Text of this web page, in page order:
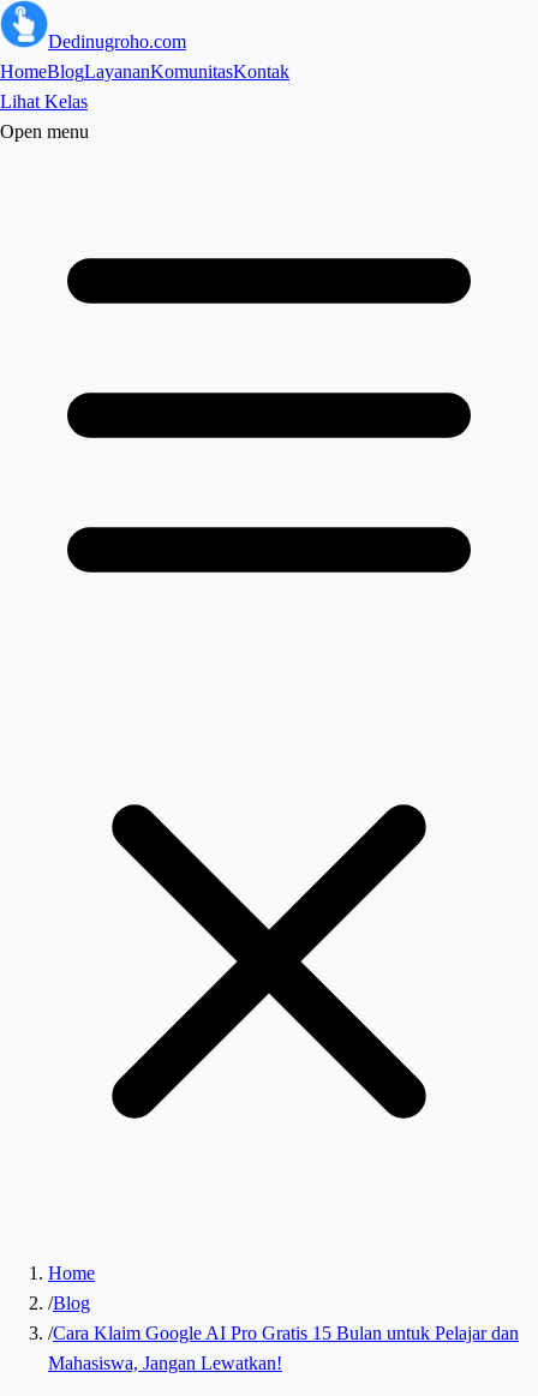
Dedinugroho.com
HomeBlogLayananKomunitasKontak
Lihat Kelas
Open menu
Home
/Blog
/Cara Klaim Google AI Pro Gratis 15 Bulan untuk Pelajar dan
Mahasiswa, Jangan Lewatkan!